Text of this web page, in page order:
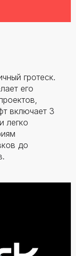
гротеск.
его
включает 3
легко
до